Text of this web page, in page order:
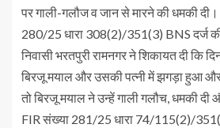
पर गाली-गलौज व जान से मारने की धमकी
280/25 धारा 308(2)/351(3) BNS दर्ज की
निवासी भरतपुरी रामनगर ने शिकायत दी कि
बिरजू मयाल और उसकी पत्नी में झगड़ा हुआ और
तो बिरजू मयाल ने उन्हें गाली गलौच, धमकी
FIR संख्या 281/25 धारा 74/115(2)/